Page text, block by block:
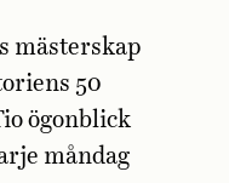
mästerskap
50
ögonblick
måndag